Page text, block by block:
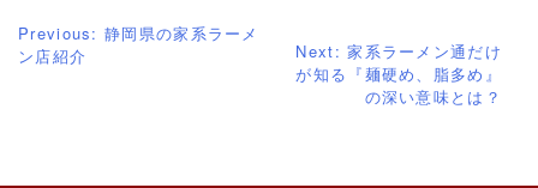
ナ
Previous: 静岡県の家系ラーメ
ン店紹介
Next: 家系ラーメン通だけ
が知る『麺硬め、脂多め』
の深い意味とは？